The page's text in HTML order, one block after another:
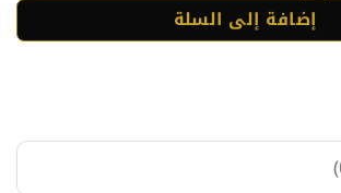
إضافة إلى السلة